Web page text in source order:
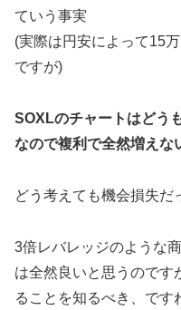
ていう事実
(実際は円安によって15
ですが)
SOXLのチャートはどう
なので複利で全然増えな
どう考えても機会損失だ
3倍レバレッジのような
は全然良いと思うのです
ることを知るべき、です